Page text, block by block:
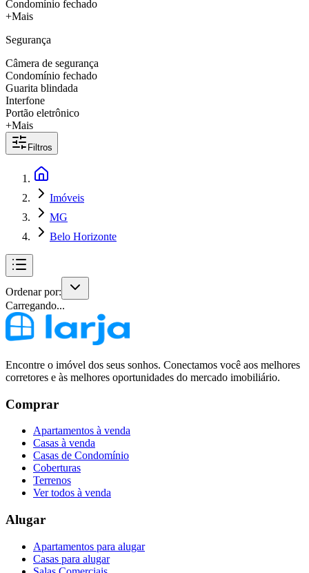
Condomínio fechado
+Mais
Segurança
Câmera de segurança
Condomínio fechado
Guarita blindada
Interfone
Portão eletrônico
+Mais
Filtros
Imóveis
MG
Belo Horizonte
Ordenar por:
Carregando...
Encontre o imóvel dos seus sonhos. Conectamos você aos melhores
corretores e às melhores oportunidades do mercado imobiliário.
Comprar
Apartamentos à venda
Casas à venda
Casas de Condomínio
Coberturas
Terrenos
Ver todos à venda
Alugar
Apartamentos para alugar
Casas para alugar